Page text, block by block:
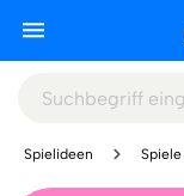
Spielideen